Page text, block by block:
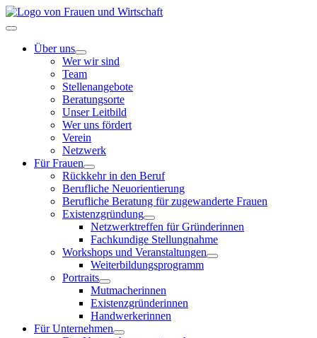
Zum
Inhalt
Toggle
NavigationÜber uns
Wer wir sind
Team
Stellenangebote
Beratungsorte
Unser Leitbild
Wer uns fördert
Verein
Netzwerk
Für Frauen
Rückkehr in den Beruf
Berufliche Neuorientierung
Berufliche Beratung für zugewanderte Frauen
Existenzgründung
Netzwerktreffen für Gründerinnen
Fachkundige Stellungnahme
Workshops und Veranstaltungen
Weiterbildungsprogramm
Portraits
Mutmacherinnen
Existenzgründerinnen
Handwerkerinnen
Für Unternehmen